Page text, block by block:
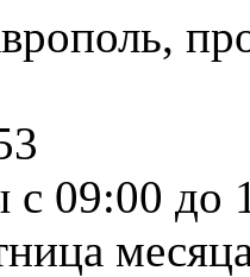
с 09:00 до